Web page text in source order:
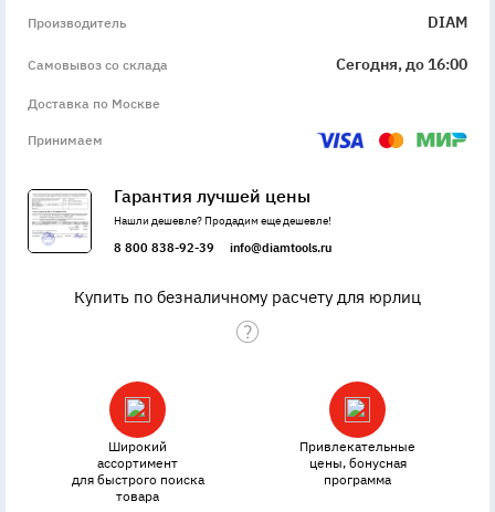
Производитель DIAM
Самовывоз со склада Сегодня, до 16:00
Доставка по Москве
Принимаем
Гарантия лучшей цены
Нашли дешевле? Продадим еще дешевле!
8 800 838-92-39 info@diamtools.ru
Купить по безналичному расчету для юрлиц
Широкий
ассортимент
для быстрого поиска
товара
Привлекательные
цены, бонусная
программа